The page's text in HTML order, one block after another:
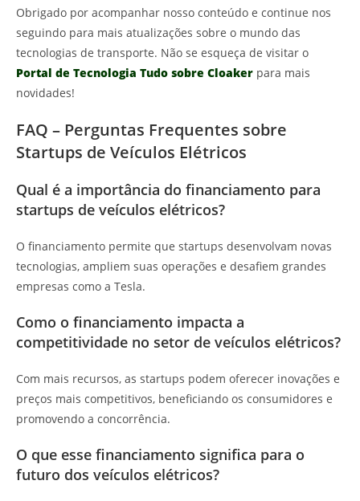
Obrigado por acompanhar nosso conteúdo e continue nos
seguindo para mais atualizações sobre o mundo das
tecnologias de transporte. Não se esqueça de visitar o
Portal de Tecnologia Tudo sobre Cloaker para mais
novidades!
FAQ – Perguntas Frequentes sobre
Startups de Veículos Elétricos
Qual é a importância do financiamento para
startups de veículos elétricos?
O financiamento permite que startups desenvolvam novas
tecnologias, ampliem suas operações e desafiem grandes
empresas como a Tesla.
Como o financiamento impacta a
competitividade no setor de veículos elétricos?
Com mais recursos, as startups podem oferecer inovações e
preços mais competitivos, beneficiando os consumidores e
promovendo a concorrência.
O que esse financiamento significa para o
futuro dos veículos elétricos?